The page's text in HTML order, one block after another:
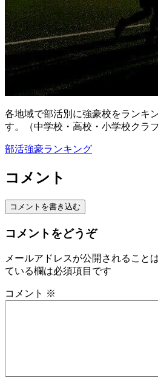
各地域で部活別に強豪校をランキ
す。（中学校・高校・小学校クラ
部活強豪ランキング
コメント
コメントを書き込む
コメントをどうぞ
メールアドレスが公開されること
ている欄は必須項目です
コメント ※